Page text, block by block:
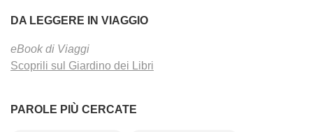
DA LEGGERE IN VIAGGIO
eBook di Viaggi
Scoprili sul Giardino dei Libri
PAROLE PIÙ CERCATE